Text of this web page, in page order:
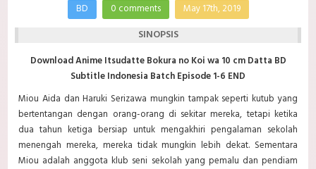
BD 0 comments May 17th, 2019
SINOPSIS
Download Anime Itsudatte Bokura no Koi wa 10 cm Datta BD
Subtitle Indonesia Batch Episode 1-6 END
Miou Aida dan Haruki Serizawa mungkin tampak seperti kutub yang
bertentangan dengan orang-orang di sekitar mereka, tetapi ketika
dua tahun ketiga bersiap untuk mengakhiri pengalaman sekolah
menengah mereka, mereka tidak mungkin lebih dekat. Sementara
Miou adalah anggota klub seni sekolah yang pemalu dan pendiam